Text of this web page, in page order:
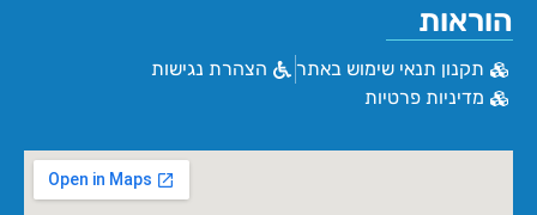
הוראות
תקנון תנאי שימוש באתר
הצהרת נגישות
מדיניות פרטיות